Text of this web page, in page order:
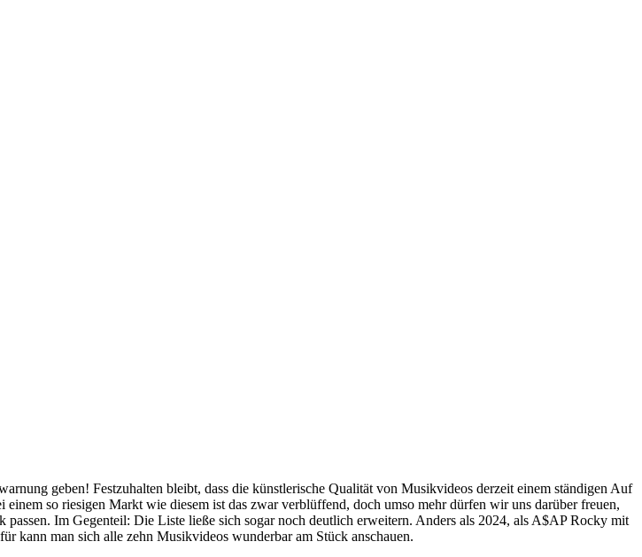
geben! Festzuhalten bleibt, dass die künstlerische Qualität von Musikvideos derzeit einem ständigen Auf
so riesigen Markt wie diesem ist das zwar verblüffend, doch umso mehr dürfen wir uns darüber freuen,
Im Gegenteil: Die Liste ließe sich sogar noch deutlich erweitern. Anders als 2024, als A$AP Rocky mit
kann man sich alle zehn Musikvideos wunderbar am Stück anschauen.